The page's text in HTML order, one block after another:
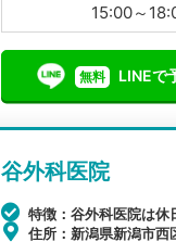
15:00～
無料 LINEで
谷外科医院
特徴：谷外科医院は休
住所：新潟県新潟市西